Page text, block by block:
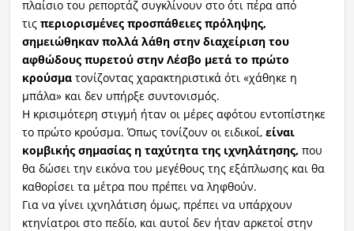
πλαίσιο του ρεπορτάζ συγκλίνουν στο ότι πέρα από
τις περιορισμένες προσπάθειες πρόληψης,
σημειώθηκαν πολλά λάθη στην διαχείριση του
αφθώδους πυρετού στην Λέσβο μετά το πρώτο
κρούσματονίζοντας χαρακτηριστικά ότι «χάθηκε η
μπάλα» και δεν υπήρξε συντονισμός.
Η κρισιμότερη στιγμή ήταν οι μέρες αφότου εντοπίστηκε
το πρώτο κρούσμα. Όπως τονίζουν οι ειδικοί, είναι
κομβικής σημασίας η ταχύτητα της ιχνηλάτησης, που
θα δώσει την εικόνα του μεγέθους της εξάπλωσης και θα
καθορίσει τα μέτρα που πρέπει να ληφθούν.
Για να γίνει ιχνηλάτιση όμως, πρέπει να υπάρχουν
κτηνίατροι στο πεδίο, και αυτοί δεν ήταν αρκετοί στην